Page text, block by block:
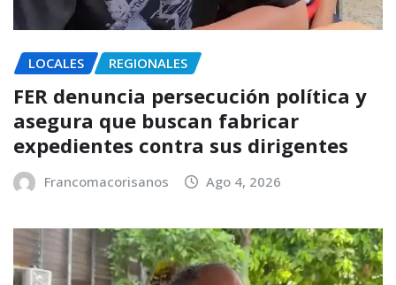
LOCALES REGIONALES
FER denuncia persecución política y
asegura que buscan fabricar
expedientes contra sus dirigentes
Francomacorisanos Ago 4, 2026